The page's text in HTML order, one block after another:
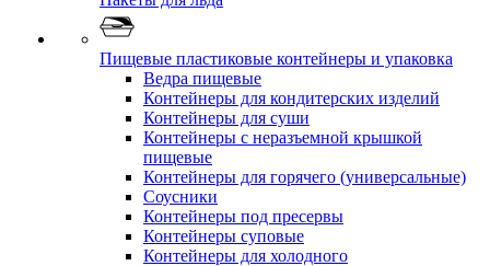
Пищевые пластиковые контейнеры и упаковка
Ведра пищевые
Контейнеры для кондитерских изделий
Контейнеры для суши
Контейнеры с неразъемной крышкой
пищевые
Контейнеры для горячего (универсальные)
Соусники
Контейнеры под пресервы
Контейнеры суповые
Контейнеры для холодного